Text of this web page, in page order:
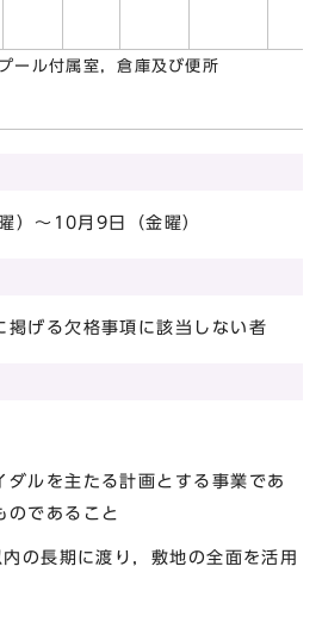
ール付属室，倉庫及び便所
）～10月9日（金曜）
掲げる欠格事項に該当しない者
ルを主たる計画とする事業であ
のであること
長期に渡り，敷地の全面を活用